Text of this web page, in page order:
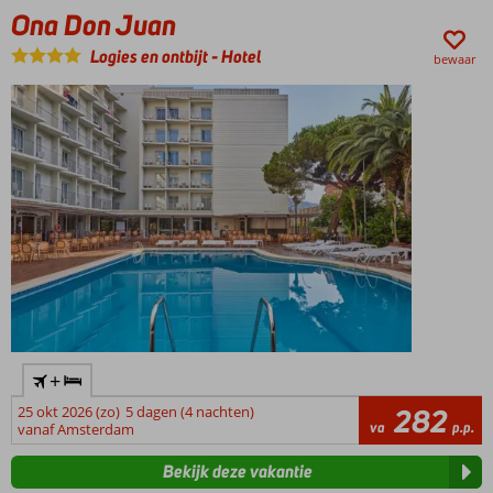
conclusie: een vakantie aan de Costa Brava heeft vele verrassingen
voor u in petto.
Ona Don Juan
Logies en ontbijt-Hotel bewaar
+
25 okt 2026 (zo) 5 dagen (4 nachten)
vanaf Amsterdam
va 282 p.p.
Bekijk deze vakantie